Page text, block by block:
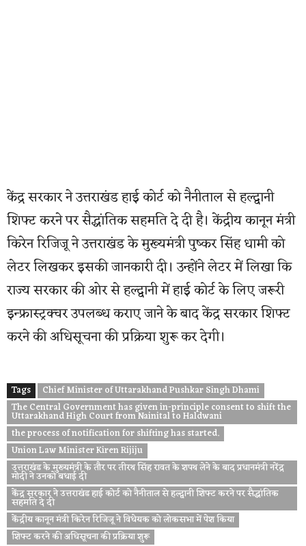
केंद्र सरकार ने उत्तराखंड हाई कोर्ट को नैनीताल से हल्द्वानी
शिफ्ट करने पर सैद्धांतिक सहमति दे दी है। केंद्रीय कानून मंत्री
किरेन रिजिजू ने उत्तराखंड के मुख्यमंत्री पुष्कर सिंह धामी को
लेटर लिखकर इसकी जानकारी दी। उन्होंने लेटर में लिखा कि
राज्य सरकार की ओर से हल्द्वानी में हाई कोर्ट के लिए जरूरी
इन्फ्रास्ट्रक्चर उपलब्ध कराए जाने के बाद केंद्र सरकार शिफ्ट
करने की अधिसूचना की प्रक्रिया शुरू कर देगी।
Tags
Chief Minister of Uttarakhand Pushkar Singh Dhami
The Central Government has given in-principle consent to shift the
Uttarakhand High Court from Nainital to Haldwani
the process of notification for shifting has started.
Union Law Minister Kiren Rijiju
उत्तराखंड के मुख्यमंत्री के तौर पर तीरथ सिंह रावत के शपथ लेने के बाद प्रधानमंत्री नरेंद्र
मोदी ने उनको बधाई दी
केंद्र सरकार ने उत्तराखंड हाई कोर्ट को नैनीताल से हल्द्वानी शिफ्ट करने पर सैद्धांतिक
सहमति दे दी
केंद्रीय कानून मंत्री किरेन रिजिजू ने विधेयक को लोकसभा में पेश किया
शिफ्ट करने की अधिसूचना की प्रक्रिया शुरू